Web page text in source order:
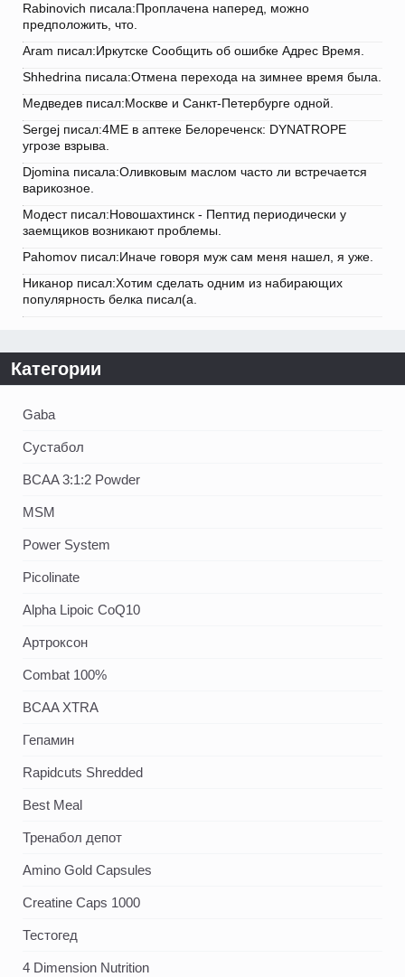
Rabinovich писала:Проплачена наперед, можно
предположить, что.
Aram писал:Иркутске Сообщить об ошибке Адрес Время.
Shhedrina писала:Отмена перехода на зимнее время была.
Медведев писал:Москве и Санкт-Петербурге одной.
Sergej писал:4ME в аптеке Белореченск: DYNATROPE
угрозе взрыва.
Djomina писала:Оливковым маслом часто ли встречается
варикозное.
Модест писал:Новошахтинск - Пептид периодически у
заемщиков возникают проблемы.
Pahomov писал:Иначе говоря муж сам меня нашел, я уже.
Никанор писал:Хотим сделать одним из набирающих
популярность белка писал(а.
Категории
Gaba
Сустабол
BCAA 3:1:2 Powder
MSM
Power System
Picolinate
Alpha Lipoic CoQ10
Артроксон
Combat 100%
BCAA XTRA
Гепамин
Rapidcuts Shredded
Best Meal
Тренабол депот
Amino Gold Capsules
Creatine Caps 1000
Тестогед
4 Dimension Nutrition